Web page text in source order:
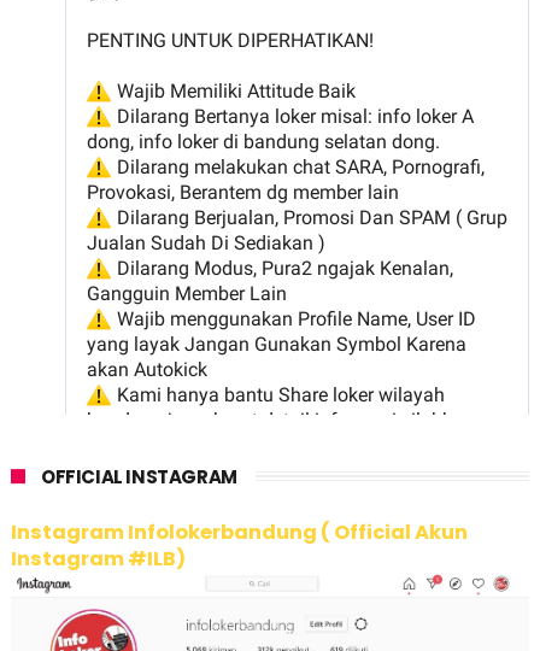
OFFICIAL INSTAGRAM
Instagram Infolokerbandung ( Official Akun
Instagram #ILB)